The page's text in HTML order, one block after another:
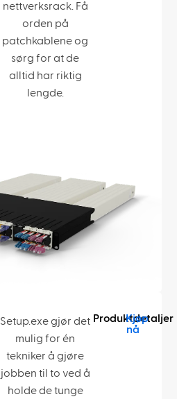
nettverksrack. Få
orden på
patchkablene og
sørg for at de
alltid har riktig
lengde.
Setup.exe gjør det
mulig for én
tekniker å gjøre
jobben til to ved å
holde de tunge
Produktdetaljer
Kjøp
nå